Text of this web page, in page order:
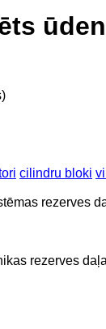
cilindru bloki
rezerves
rezerves